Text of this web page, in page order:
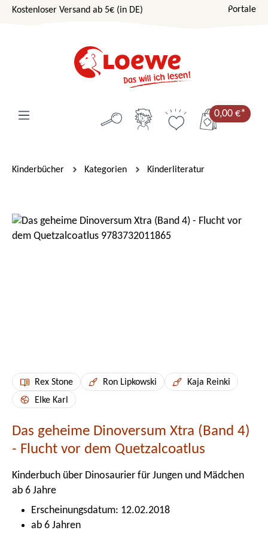
Zum Hauptinhalt springen
Kostenloser Versand ab 5€ (in DE) Portale
0,00 €*
Kinderbücher Kategorien Kinderliteratur
Bildergalerie überspringen
Rex Stone Ron Lipkowski
Kaja Reinki
Elke Karl
Das geheime Dinoversum Xtra (Band 4)
- Flucht vor dem Quetzalcoatlus
Kinderbuch über Dinosaurier für Jungen und Mädchen
ab 6 Jahre
Erscheinungsdatum: 12.02.2018
ab 6 Jahren